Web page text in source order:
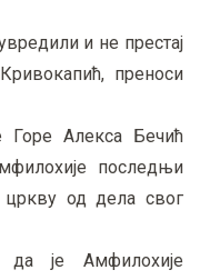
и не престај
преноси
Горе Алекса Бечић
последњи
цркву од дела свог
да је Амфилохије